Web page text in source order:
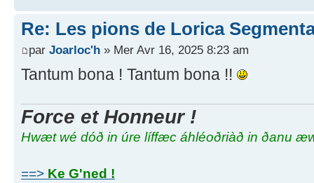
Re: Les pions de Lorica
par Joarloc'h » Mer Avr 16, 2025 8:23 am
Tantum bona ! Tantum bona !!
Force et Honneur !
Hwæt wé dóð in úre líffæc áhléoðriàð in ðanu
==> Ke G'ned !